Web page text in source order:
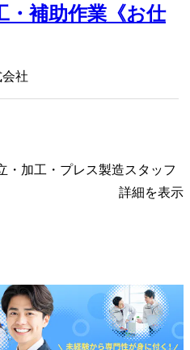
・補助作業《お仕
社
・加工・プレス製造スタッフ
詳細を表示